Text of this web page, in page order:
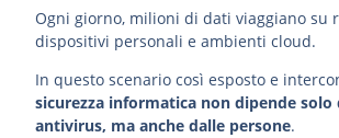
Ogni giorno, milioni di dati viaggiano su
dispositivi personali e ambienti cloud.
In questo scenario così esposto e
sicurezza informatica non dipende solo
antivirus, ma anche dalle persone.